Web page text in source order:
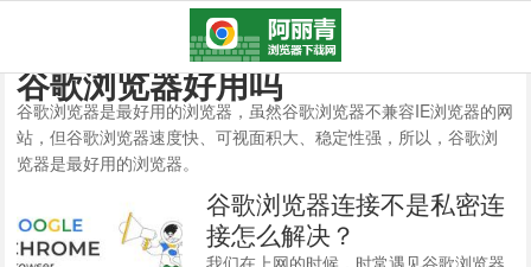
谷歌浏览器好用吗
谷歌浏览器是最好用的浏览器，虽然谷歌浏览器不兼容IE浏览器的网
站，但谷歌浏览器速度快、可视面积大、稳定性强，所以，谷歌浏
览器是最好用的浏览器。
谷歌浏览器连接不是私密连
接怎么解决？
我们在上网的时候，时常遇见谷歌浏览器